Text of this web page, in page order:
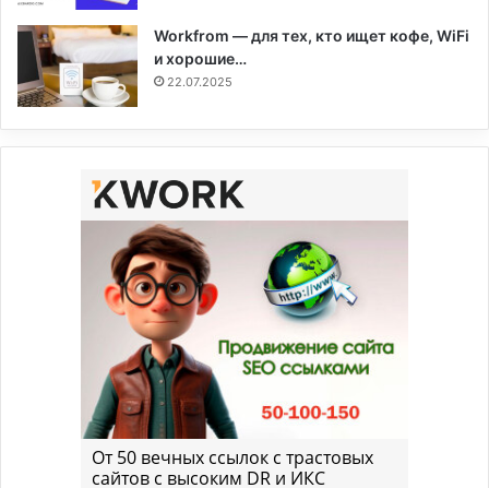
Workfrom — для тех, кто ищет кофе, WiFi
и хорошие…
22.07.2025